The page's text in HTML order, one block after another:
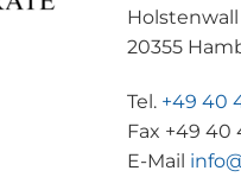
Holstenwall
20355
Tel. +49 40
Fax +49 40
E-Mail